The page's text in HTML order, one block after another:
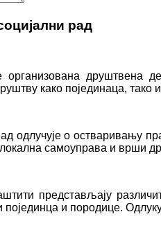
рад
организована друштвена
како појединаца,
одлучује о остваривању
локална самоуправа и врши
представљају
појединца и породице.